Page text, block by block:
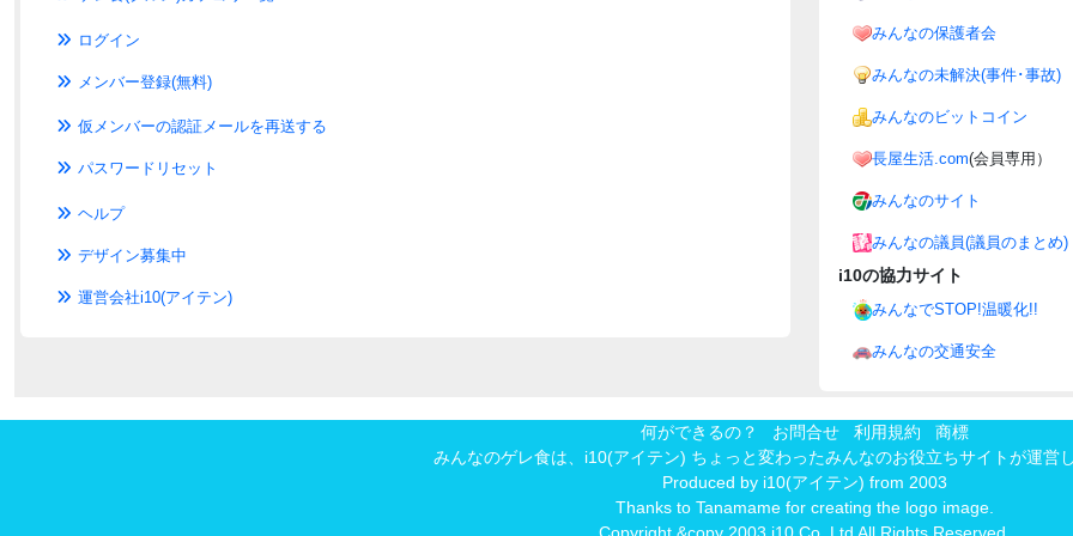
ログイン
メンバー登録(無料)
仮メンバーの認証メールを再送する
パスワードリセット
ヘルプ
デザイン募集中
運営会社i10(アイテン)
みんなの保護者会
みんなの未解決(事件･事故)
みんなのビットコイン
長屋生活.com(会員専用）
みんなのサイト
みんなの議員(議員のまとめ)
i10の協力サイト
みんなでSTOP!温暖化!!
みんなの交通安全
何ができるの？ お問合せ 利用規約
商標
みんなのゲレ食は、 i10(アイテン) ちょっと変わったみんなのお役立ちサイトが運営
Produced by i10(アイテン) from 2003
Thanks to Tanamame for creating the logo image.